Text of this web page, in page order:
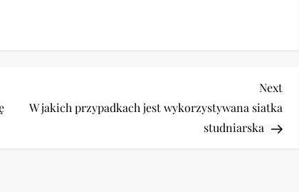
Next
Post
Next
W jakich przypadkach jest wykorzystywana siatka
studniarska